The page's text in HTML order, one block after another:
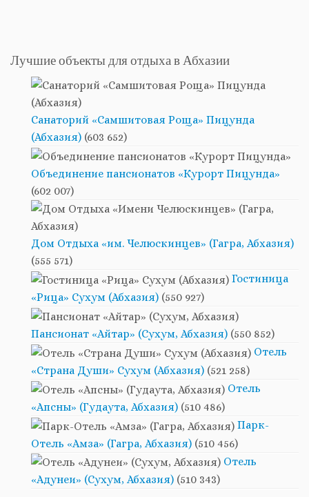
Лучшие объекты для отдыха в Абхазии
Санаторий «Самшитовая Роща» Пицунда
(Абхазия) (603 652)
Объединение пансионатов «Курорт Пицунда»
(602 007)
Дом Отдыха «им. Челюскинцев» (Гагра, Абхазия)
(555 571)
Гостиница
«Рица» Сухум (Абхазия) (550 927)
Пансионат «Айтар» (Сухум, Абхазия) (550 852)
Отель
«Страна Души» Сухум (Абхазия) (521 258)
Отель
«Апсны» (Гудаута, Абхазия) (510 486)
Парк-
Отель «Амза» (Гагра, Абхазия) (510 456)
Отель
«Адунеи» (Сухум, Абхазия) (510 343)